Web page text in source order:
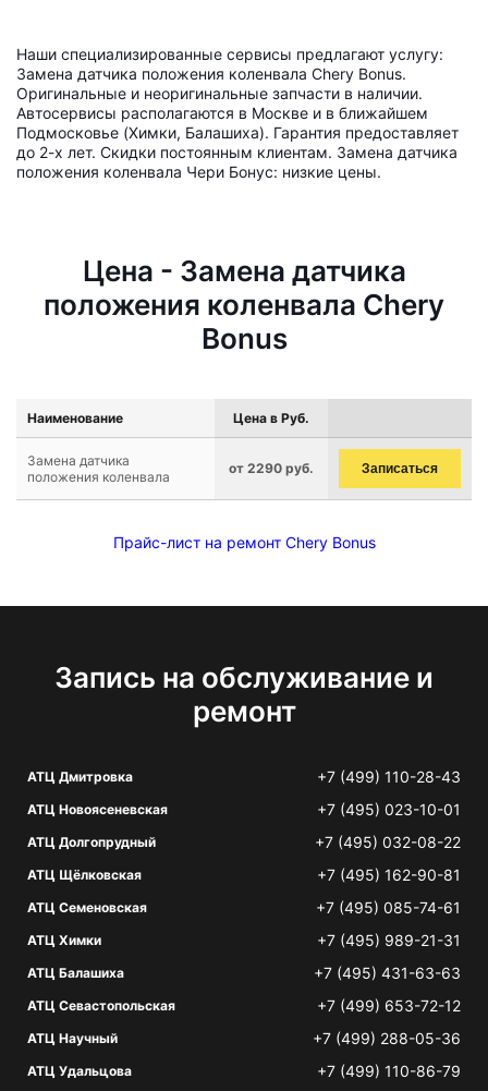
Наши специализированные сервисы предлагают услугу:
Замена датчика положения коленвала Chery Bonus.
Оригинальные и неоригинальные запчасти в наличии.
Автосервисы располагаются в Москве и в ближайшем
Подмосковье (Химки, Балашиха). Гарантия предоставляет
до 2-х лет. Скидки постоянным клиентам. Замена датчика
положения коленвала Чери Бонус: низкие цены.
Цена - Замена датчика
положения коленвала Chery
Bonus
Наименование Цена в Руб.
Замена датчика
положения коленвала
от 2290 руб. Записаться
Прайс-лист на ремонт Chery Bonus
Запись на обслуживание и
ремонт
АТЦ Дмитровка +7 (499) 110-28-43
АТЦ Новоясеневская +7 (495) 023-10-01
АТЦ Долгопрудный +7 (495) 032-08-22
АТЦ Щёлковская +7 (495) 162-90-81
АТЦ Семеновская +7 (495) 085-74-61
АТЦ Химки +7 (495) 989-21-31
АТЦ Балашиха +7 (495) 431-63-63
АТЦ Севастопольская +7 (499) 653-72-12
АТЦ Научный +7 (499) 288-05-36
АТЦ Удальцова +7 (499) 110-86-79